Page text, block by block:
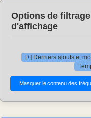
Options de
d'affichage
[+] Derniers ajouts et